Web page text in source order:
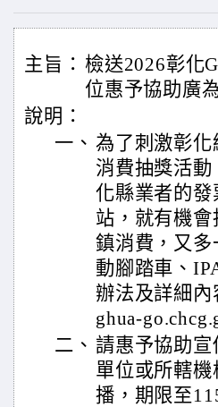
主旨： 檢送2026彰化
位惠予協助廣
說明：
一、 為了刺激彰
消費抽獎活
化縣業者的
站，就有機
鎮消費，又
動腳踏車、
辦法及詳細內
ghua-
二、 請惠予協助
單位或所轄
播，期限至